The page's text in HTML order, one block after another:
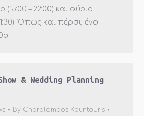
– 22:00) και αύριο
Όπως και πέρσι, ένα
& Wedding Planning
By Charalambos Kountouris